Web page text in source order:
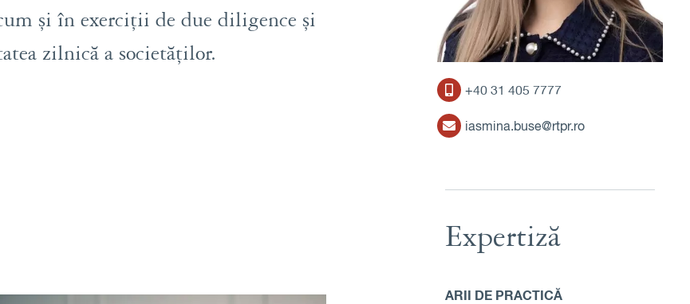
și în exerciții de due diligence și
zilnică a societăților.
+40 31 405 7777
iasmina.buse@rtpr.ro
Expertiză
ARII DE PRACTICĂ